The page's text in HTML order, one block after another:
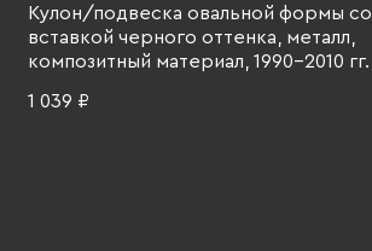
Кулон/подвеска овальной формы со
вставкой черного оттенка, металл,
композитный материал, 1990-2010 гг.
1 039 ₽